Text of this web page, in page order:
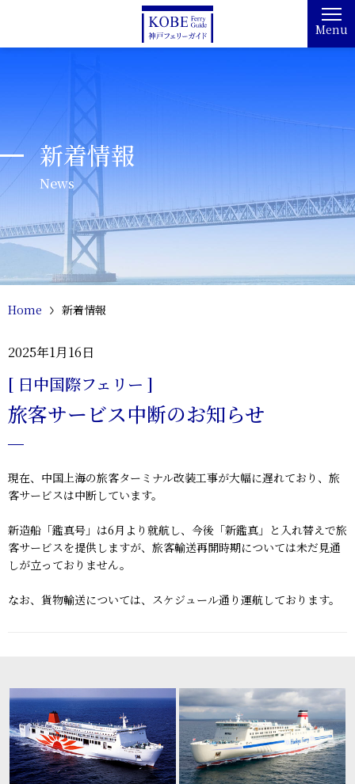
Menu
新着情報
News
Home 新着情報
2025年1月16日
[ 日中国際フェリー ]
旅客サービス中断のお知らせ
現在、中国上海の旅客ターミナル改装工事が大幅に遅れており、旅
客サービスは中断しています。
新造船「鑑真号」は6月より就航し、今後「新鑑真」と入れ替えで旅
客サービスを提供しますが、 旅客輸送再開時期については未だ見通
しが立っておりません。
なお、 貨物輸送については、スケジュール通り運航しております。